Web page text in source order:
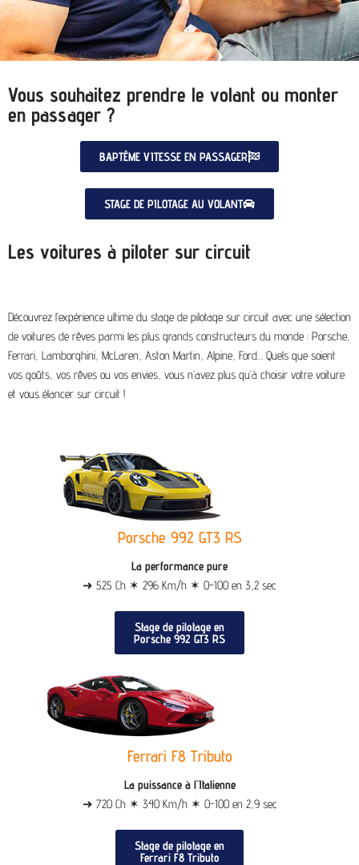
Vous souhaitez prendre le volant ou monter
en passager ?
BAPTÊME VITESSE EN PASSAGER
STAGE DE PILOTAGE AU VOLANT
Les voitures à piloter sur circuit
Découvrez l’expérience ultime du stage de pilotage sur circuit avec une sélection
de voitures de rêves parmi les plus grands constructeurs du monde : Porsche,
Ferrari, Lamborghini, McLaren, Aston Martin, Alpine, Ford… Quels que soient
vos goûts, vos rêves ou vos envies, vous n’avez plus qu’à choisir votre voiture
et vous élancer sur circuit !
Porsche 992 GT3 RS
La performance pure
➜ 525 Ch ✶ 296 Km/h ✶ 0-100 en 3,2 sec
Stage de pilotage en
Porsche 992 GT3 RS
Ferrari F8 Tributo
La puissance à l'Italienne
➜ 720 Ch ✶ 340 Km/h ✶ 0-100 en 2,9 sec
Stage de pilotage en
Ferrari F8 Tributo